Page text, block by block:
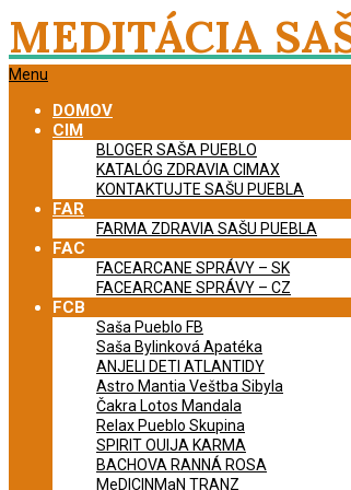
Skip
to
content
MEDITÁCIA
Primary
Menu
Menu
DOMOV
CIM
BLOGER SAŠA PUEBLO
KATALÓG ZDRAVIA CIMAX
KONTAKTUJTE SAŠU PUEBLA
FAR
FARMA ZDRAVIA SAŠU PUEBLA
FAC
FACEARCANE SPRÁVY – SK
FACEARCANE SPRÁVY – CZ
FCB
Saša Pueblo FB
Saša Bylinková Apatéka
ANJELI DETI ATLANTIDY
Astro Mantia Veštba Sibyla
Čakra Lotos Mandala
Relax Pueblo Skupina
SPIRIT OUIJA KARMA
BACHOVA RANNÁ ROSA
MeDICINMaN TRANZ